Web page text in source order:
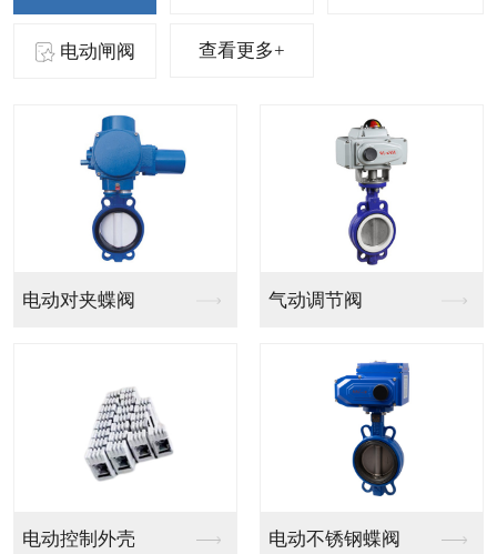
电动闸阀 查看更多+
气动法兰球阀 气动PVC球阀
气动V型法兰调节球阀 气动PPH球阀